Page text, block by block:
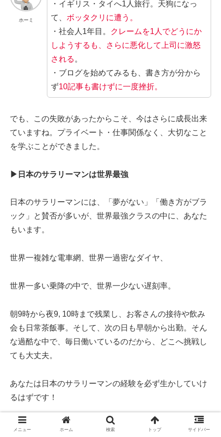
ホーミ
・イギリス・タイへ1人旅行。天狗になっ
て、 ボッタクリに遭う。
・社会人1年目。
クレームを1人でどうにか
しようするも、さらに悪化して上司に激怒
される 。
・ブログを始めてみるも、書き方が分から
ず10記事も書けずに一度挫折。
でも、この失敗があったからこそ、今はさらに成長出来
ていますね。プライベート・仕事関係なく、大切なこと
を学ぶことができました。
▶︎日本のサラリーマンは世界最強
日本のサラリーマンには、「夢がない」「働き方がブラ
ック」と賛否が多いが、世界最強クラスの中に、あなた
もいます。
世界一複雑な電車網、世界一過密なダイヤ、
世界一多い乗降の中で、世界一少ない遅刻率。
朝9時から夜9, 10時まで残業し、お客さんの接待や飲み
会も日常茶飯事。そして、次の日も早朝から出勤。そん
な過酷な中で、毎日働いているのだから、どこへ挑戦し
ても大丈夫。
あなたは日本のサラリーマンの経験を必ず生かしていけ
るはずです！
メニュー ホーム 検索 トップ サイドバー